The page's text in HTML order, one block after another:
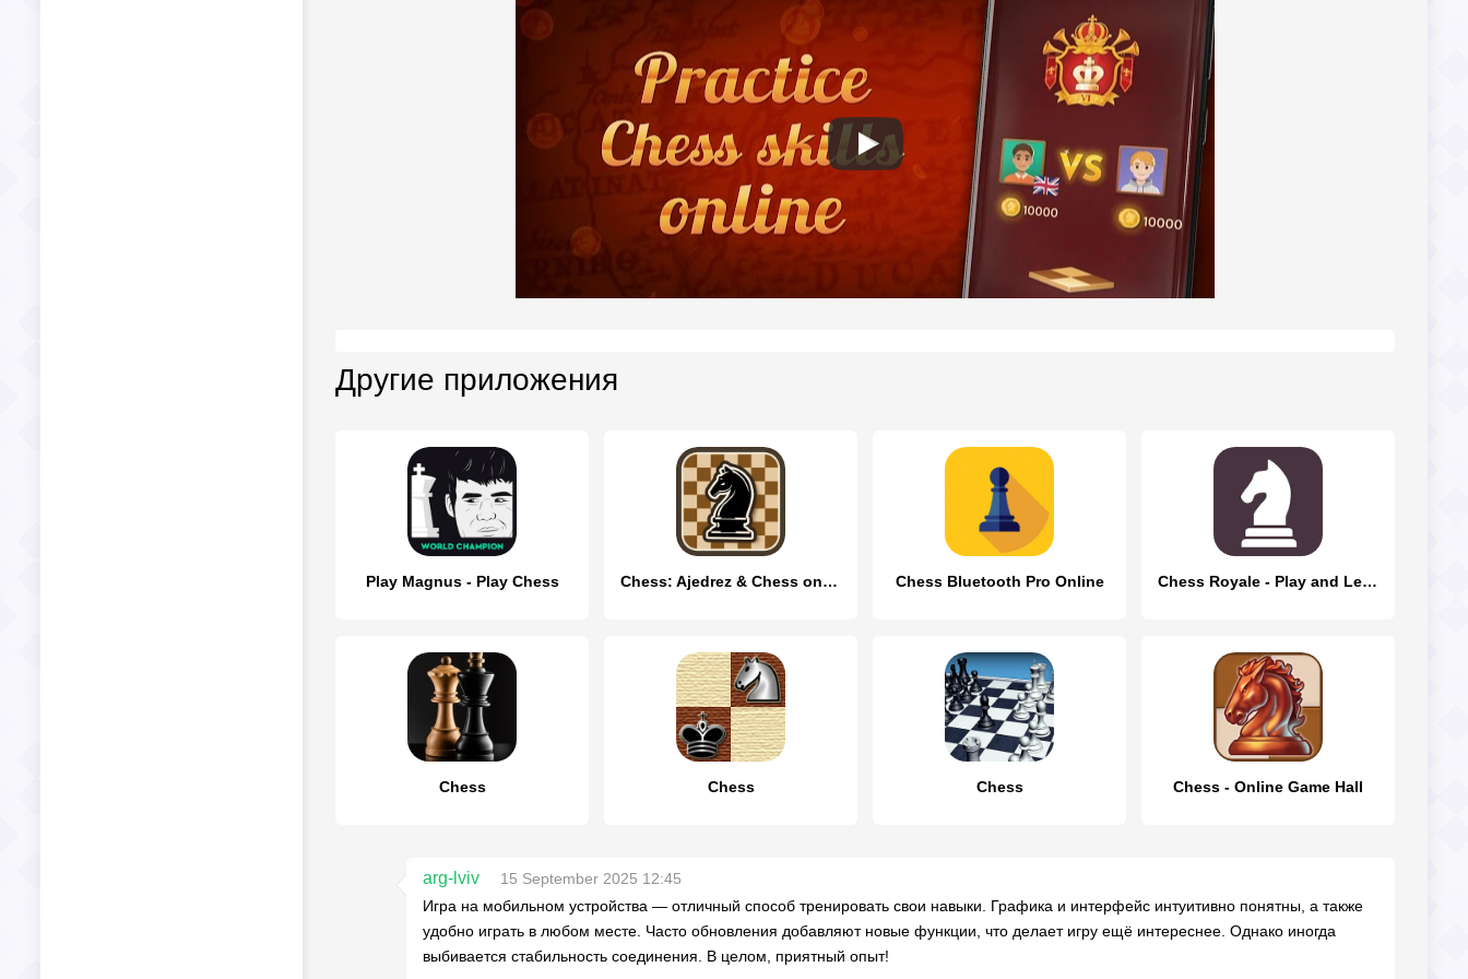
Другие приложения
Play Magnus - Play Chess Chess: Ajedrez & Chess online Chess Bluetooth Pro Online Chess Royale - Play and Learn
Chess Chess Chess Chess - Online Game Hall
arg-lviv
15 September 2025 12:45
Игра на мобильном устройства — отличный способ тренировать свои навыки. Графика и интерфейс интуитивно понятны, а также
удобно играть в любом месте. Часто обновления добавляют новые функции, что делает игру ещё интереснее. Однако иногда
выбивается стабильность соединения. В целом, приятный опыт!